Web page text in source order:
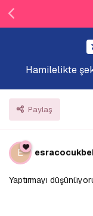
Hamilelikte
Paylaş
E
Yaptırmayı